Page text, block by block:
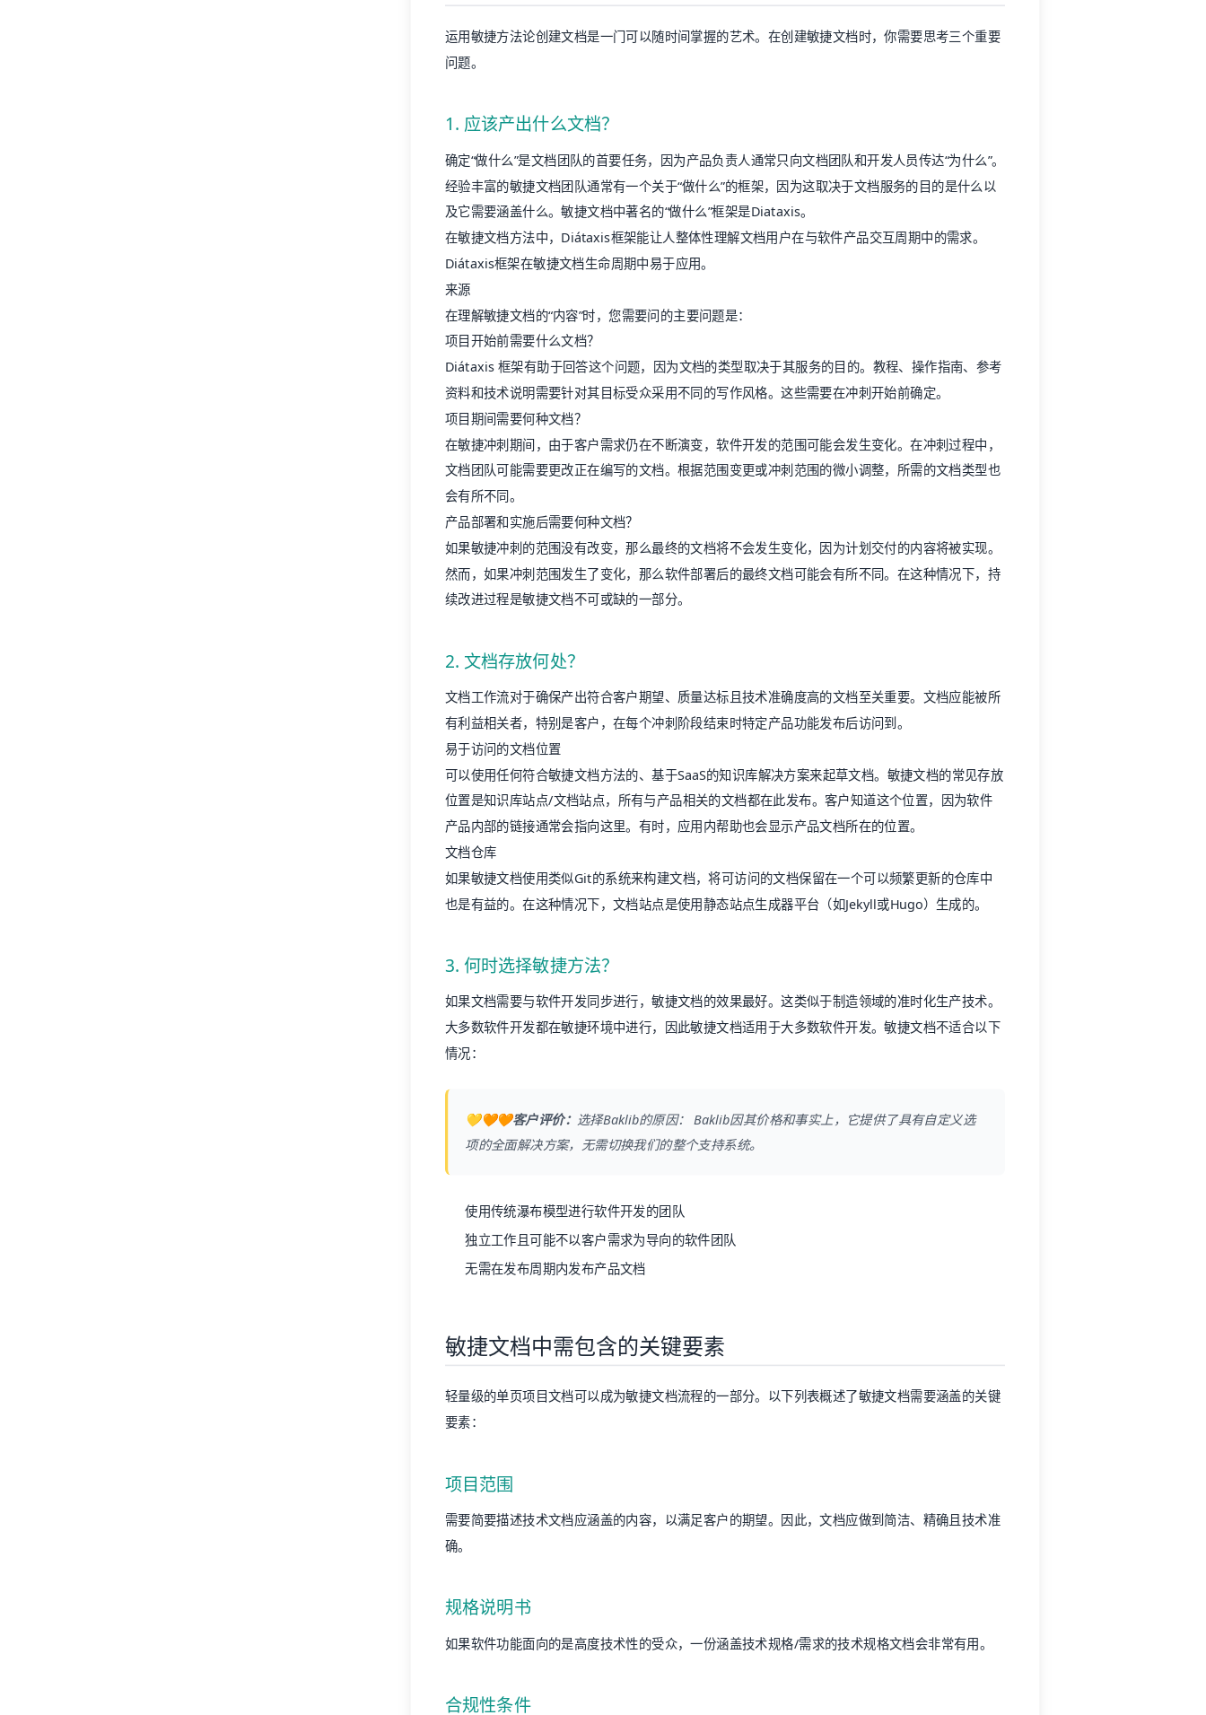
运用敏捷方法论创建文档是一门可以随时间掌握的艺术。在创建敏捷文档时，你需要思考三个重要
问题。
1. 应该产出什么文档？
确定“做什么”是文档团队的首要任务，因为产品负责人通常只向文档团队和开发人员传达“为什么”。
经验丰富的敏捷文档团队通常有一个关于“做什么”的框架，因为这取决于文档服务的目的是什么以
及它需要涵盖什么。敏捷文档中著名的“做什么”框架是Diataxis。
在敏捷文档方法中，Diátaxis框架能让人整体性理解文档用户在与软件产品交互周期中的需求。
Diátaxis框架在敏捷文档生命周期中易于应用。
来源
在理解敏捷文档的“内容”时，您需要问的主要问题是：
项目开始前需要什么文档？
Diátaxis 框架有助于回答这个问题，因为文档的类型取决于其服务的目的。教程、操作指南、参考
资料和技术说明需要针对其目标受众采用不同的写作风格。这些需要在冲刺开始前确定。
项目期间需要何种文档？
在敏捷冲刺期间，由于客户需求仍在不断演变，软件开发的范围可能会发生变化。在冲刺过程中，
文档团队可能需要更改正在编写的文档。根据范围变更或冲刺范围的微小调整，所需的文档类型也
会有所不同。
产品部署和实施后需要何种文档？
如果敏捷冲刺的范围没有改变，那么最终的文档将不会发生变化，因为计划交付的内容将被实现。
然而，如果冲刺范围发生了变化，那么软件部署后的最终文档可能会有所不同。在这种情况下，持
续改进过程是敏捷文档不可或缺的一部分。
2. 文档存放何处？
文档工作流对于确保产出符合客户期望、质量达标且技术准确度高的文档至关重要。文档应能被所
有利益相关者，特别是客户，在每个冲刺阶段结束时特定产品功能发布后访问到。
易于访问的文档位置
可以使用任何符合敏捷文档方法的、基于SaaS的知识库解决方案来起草文档。敏捷文档的常见存放
位置是知识库站点/文档站点，所有与产品相关的文档都在此发布。客户知道这个位置，因为软件
产品内部的链接通常会指向这里。有时，应用内帮助也会显示产品文档所在的位置。
文档仓库
如果敏捷文档使用类似Git的系统来构建文档，将可访问的文档保留在一个可以频繁更新的仓库中
也是有益的。在这种情况下，文档站点是使用静态站点生成器平台（如Jekyll或Hugo）生成的。
3. 何时选择敏捷方法？
如果文档需要与软件开发同步进行，敏捷文档的效果最好。这类似于制造领域的准时化生产技术。
大多数软件开发都在敏捷环境中进行，因此敏捷文档适用于大多数软件开发。敏捷文档不适合以下
情况：
💛🧡🧡客户评价： 选择Baklib的原因： Baklib因其价格和事实上，它提供了具有自定义选
项的全面解决方案，无需切换我们的整个支持系统。
使用传统瀑布模型进行软件开发的团队
独立工作且可能不以客户需求为导向的软件团队
无需在发布周期内发布产品文档
敏捷文档中需包含的关键要素
轻量级的单页项目文档可以成为敏捷文档流程的一部分。以下列表概述了敏捷文档需要涵盖的关键
要素：
项目范围
需要简要描述技术文档应涵盖的内容，以满足客户的期望。因此，文档应做到简洁、精确且技术准
确。
规格说明书
如果软件功能面向的是高度技术性的受众，一份涵盖技术规格/需求的技术规格文档会非常有用。
合规性条件